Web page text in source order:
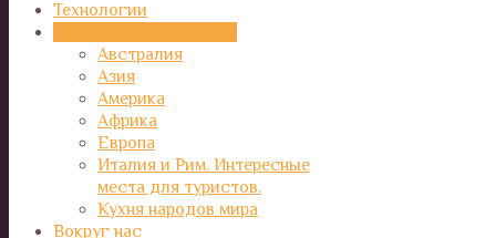
Технологии
Австралия
Азия
Америка
Африка
Европа
Италия и Рим. Интересные
места для туристов.
Кухня народов мира
Вокруг нас